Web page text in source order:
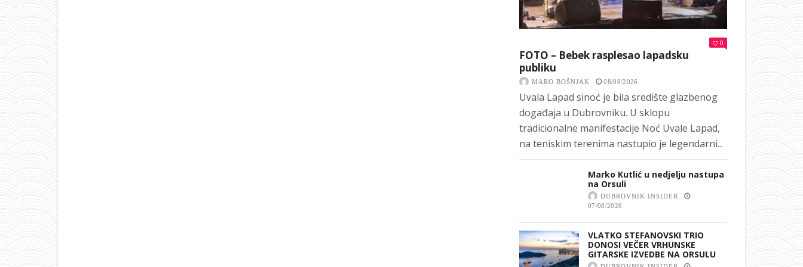
0
FOTO – Bebek rasplesao lapadsku
publiku
MARO BOŠNJAK 08/08/2026
Uvala Lapad sinoć je bila središte glazbenog
događaja u Dubrovniku. U sklopu
tradicionalne manifestacije Noć Uvale Lapad,
na teniskim terenima nastupio je legendarni...
Marko Kutlić u nedjelju nastupa
na Orsuli
DUBROVNIK INSIDER
07/08/2026
VLATKO STEFANOVSKI TRIO
DONOSI VEČER VRHUNSKE
GITARSKE IZVEDBE NA ORSULU